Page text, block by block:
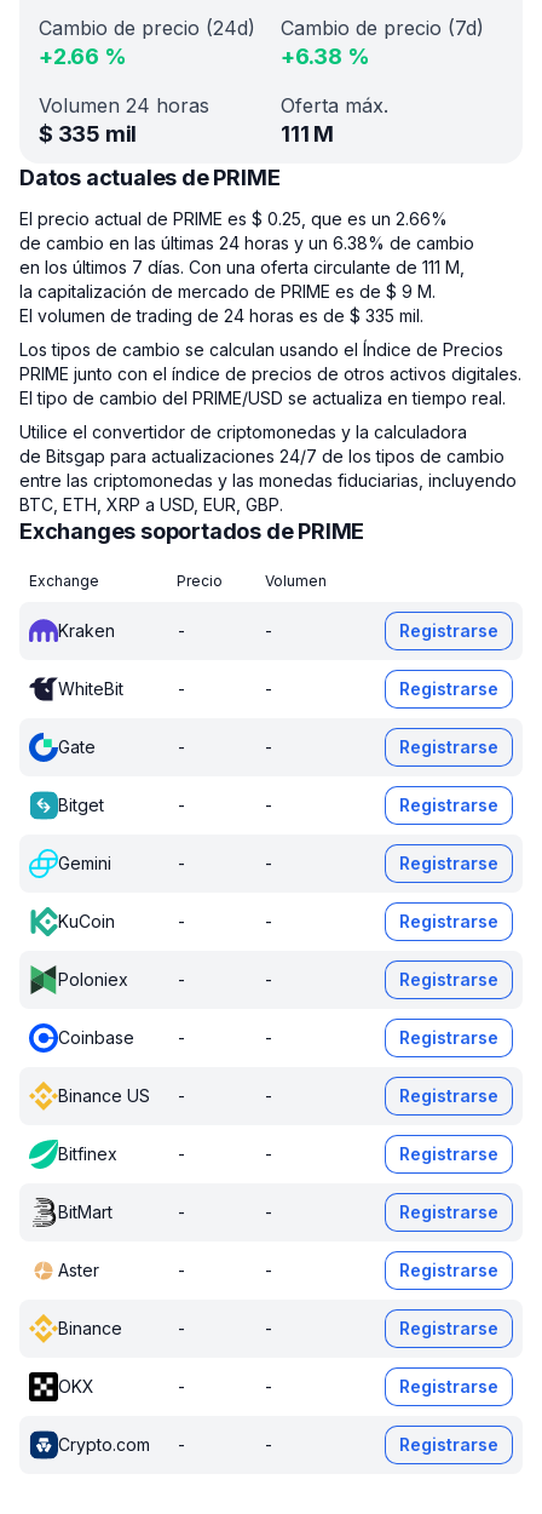
Cambio de precio (24d)
+2.66 %
Cambio de precio (7d)
+6.38 %
Volumen 24 horas
$ 335 mil
Oferta máx.
111 M
Datos actuales de PRIME
El precio actual de PRIME es $ 0.25, que es un 2.66%
de cambio en las últimas 24 horas y un 6.38% de cambio
en los últimos 7 días. Con una oferta circulante de 111 M,
la capitalización de mercado de PRIME es de $ 9 M.
El volumen de trading de 24 horas es de $ 335 mil.
Los tipos de cambio se calculan usando el Índice de Precios
PRIME junto con el índice de precios de otros activos digitales.
El tipo de cambio del PRIME/USD se actualiza en tiempo real.
Utilice el convertidor de criptomonedas y la calculadora
de Bitsgap para actualizaciones 24/7 de los tipos de cambio
entre las criptomonedas y las monedas fiduciarias, incluyendo
BTC, ETH, XRP a USD, EUR, GBP.
Exchanges soportados de PRIME
Exchange Precio Volumen
Kraken - - Registrarse
WhiteBit - - Registrarse
Gate - - Registrarse
Bitget - - Registrarse
Gemini - - Registrarse
KuCoin - - Registrarse
Poloniex - - Registrarse
Coinbase - - Registrarse
Binance US - - Registrarse
Bitfinex - - Registrarse
BitMart - - Registrarse
Aster - - Registrarse
Binance - - Registrarse
OKX - - Registrarse
Crypto.com - - Registrarse